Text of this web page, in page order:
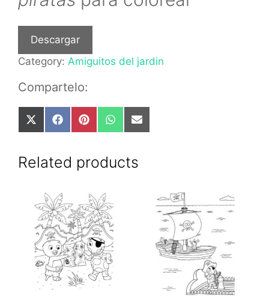
Descargar
Category: Amiguitos del jardin
Compartelo:
Share
on
(Twitter)
Share
on
Share
on
Share
on
Share
on
Related products